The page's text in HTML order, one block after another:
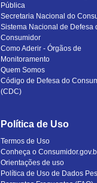
Pública
Secretaria Nacional do
Sistema Nacional de Defesa
Consumidor
Como Aderir - Órgãos de
Monitoramento
Quem Somos
Código de Defesa do
(CDC)
Política de Uso
Termos de Uso
Conheça o
Orientações de uso
Política de Uso de Dados